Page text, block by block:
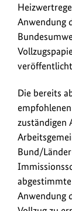
Anwendung
Die bereits
zuständigen
Bund/
Anwendung